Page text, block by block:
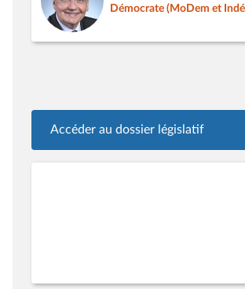
Démocrate (MoDem et
Accéder au dossier législatif